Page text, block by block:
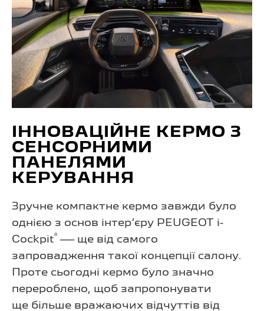
ІННОВАЦІЙНЕ КЕРМО З
СЕНСОРНИМИ
ПАНЕЛЯМИ
КЕРУВАННЯ
Зручне компактне кермо завжди було
однією з основ інтер’єру PEUGEOT i-
Cockpit® — ще від самого
запровадження такої концепції салону.
Проте сьогодні кермо було значно
перероблено, щоб запропонувати
ще більше вражаючих відчуттів від